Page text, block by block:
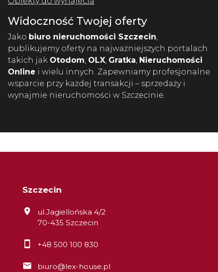
Widoczność Twojej oferty
Jako biuro nieruchomości Szczecin,
publikujemy oferty na najważniejszych portalach
takich jak Otodom, OLX, Gratka, Nieruchomości
Online i wielu innych. Zapewniamy profesjonalne
wsparcie przy każdej transakcji – sprzedaży i
wynajmie nieruchomości w Szczecinie.
Szczecin
ul.Jagiellońska 4/2
70-435 Szczecin
+48 500 100 830
biuro@lex-house.pl